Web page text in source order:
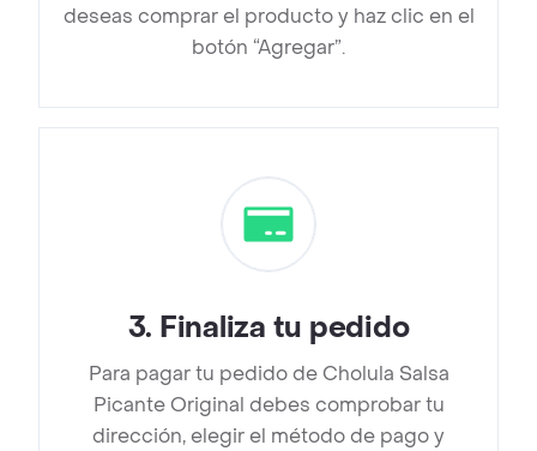
deseas comprar el producto y haz clic en el
botón “Agregar”.
3. Finaliza tu pedido
Para pagar tu pedido de Cholula Salsa
Picante Original debes comprobar tu
dirección, elegir el método de pago y